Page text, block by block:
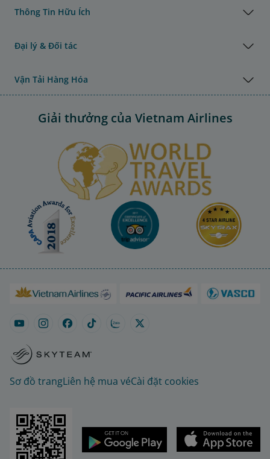
Thông Tin Hữu Ích
Đại lý & Đối tác
Vận Tải Hàng Hóa
Giải thưởng của Vietnam Airlines
Sơ đồ trangLiên hệ mua véCài đặt cookies